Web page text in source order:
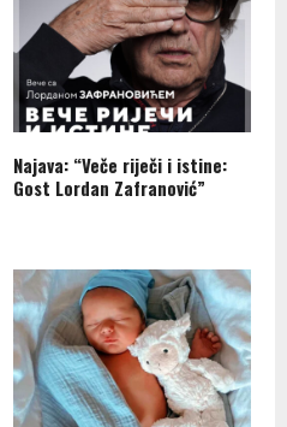
Najava: “Veče riječi i istine:
Gost Lordan Zafranović”